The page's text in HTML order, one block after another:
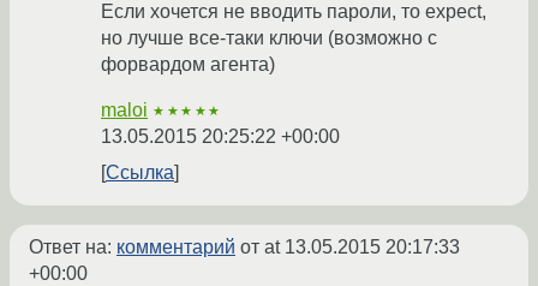
Если хочется не вводить пароли, то expect,
но лучше все-таки ключи (возможно с
форвардом агента)
maloi ★★★★★
13.05.2015 20:25:22 +00:00
Ссылка
Ответ на: комментарий от at 13.05.2015 20:17:33
+00:00